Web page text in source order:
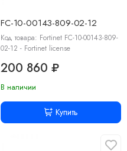
FC-10-00143-809-02-12
Код товара: Fortinet FC-10-00143-809-
02-12 - Fortinet license
200 860 ₽
В наличии
Купить